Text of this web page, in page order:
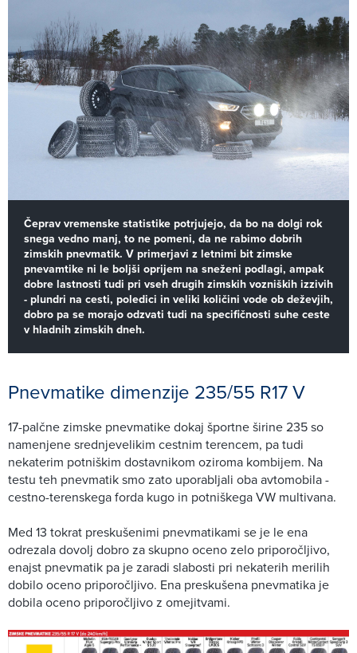
Čeprav vremenske statistike potrjujejo, da bo na dolgi rok
snega vedno manj, to ne pomeni, da ne rabimo dobrih
zimskih pnevmatik. V primerjavi z letnimi bit zimske
pnevamtike ni le boljši oprijem na sneženi podlagi, ampak
dobre lastnosti tudi pri vseh drugih zimskih vozniških izzivih
- plundri na cesti, poledici in veliki količini vode ob deževjih,
dobro pa se morajo odzvati tudi na specifičnosti suhe ceste
v hladnih zimskih dneh.
Pnevmatike dimenzije 235/55 R17 V
17-palčne zimske pnevmatike dokaj športne širine 235 so
namenjene srednjevelikim cestnim terencem, pa tudi
nekaterim potniškim dostavnikom oziroma kombijem. Na
testu teh pnevmatik smo zato uporabljali oba avtomobila -
cestno-terenskega forda kugo in potniškega VW multivana.
Med 13 tokrat preskušenimi pnevmatikami se je le ena
odrezala dovolj dobro za skupno oceno zelo priporočljivo,
enajst pnevmatik pa je zaradi slabosti pri nekaterih merilih
dobilo oceno priporočljivo. Ena preskušena pnevmatika je
dobila oceno priporočljivo z omejitvami.